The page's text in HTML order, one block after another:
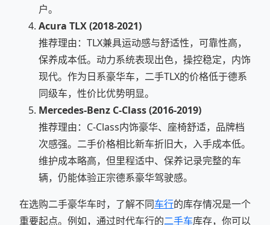
户。
Acura TLX (2018-2021)
推荐理由：TLX兼具运动感与舒适性，可靠性高，
保养成本低。动力系统表现出色，操控稳定，内饰
现代。作为日系豪华车，二手TLX的价格低于德系
同级车，性价比优势明显。
Mercedes-Benz C-Class (2016-2019)
推荐理由：C-Class内饰豪华、座椅舒适，品牌档
次感强。二手价格相比新车折旧大，入手成本低。
维护成本略高，但里程适中、保养记录完整的车
辆，仍能体验正宗德系豪华驾驶感。
在选购二手豪华车时，了解不同车行的库存情况是一个
重要起点。例如，通过时代车行的二手车库存，你可以